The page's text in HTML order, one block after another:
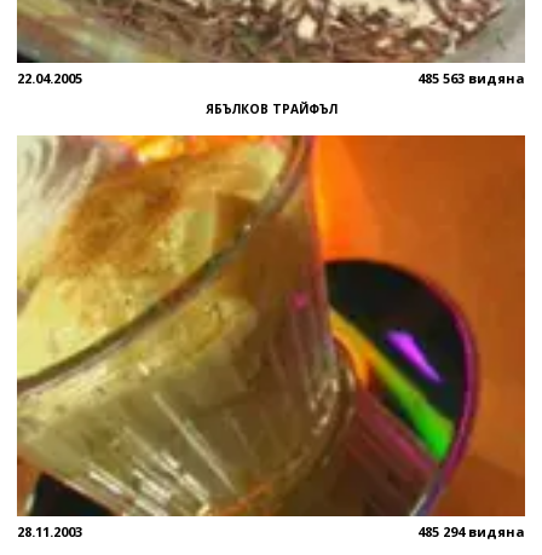
22.04.2005 485 563 видяна
ЯБЪЛКОВ ТРАЙФЪЛ
28.11.2003 485 294 видяна